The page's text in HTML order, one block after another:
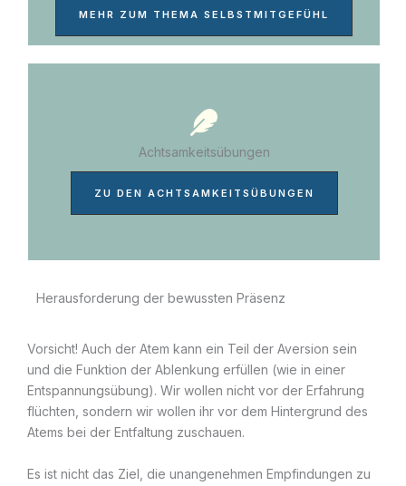
MEHR ZUM THEMA SELBSTMITGEFÜHL
Achtsamkeitsübungen
ZU DEN ACHTSAMKEITSÜBUNGEN
Herausforderung der bewussten Präsenz
Vorsicht! Auch der Atem kann ein Teil der Aversion sein
und die Funktion der Ablenkung erfüllen (wie in einer
Entspannungsübung). Wir wollen nicht vor der Erfahrung
flüchten, sondern wir wollen ihr vor dem Hintergrund des
Atems bei der Entfaltung zuschauen.
Es ist nicht das Ziel, die unangenehmen Empfindungen zu